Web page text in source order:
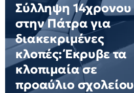
Σύλληψη 14χρονου
στην Πάτρα για
διακεκριμένες
κλοπές: Έκρυβε τα
κλοπιμαία σε
προαύλιο σχολείου